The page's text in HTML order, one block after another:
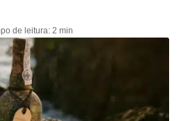
de leitura: 2 min